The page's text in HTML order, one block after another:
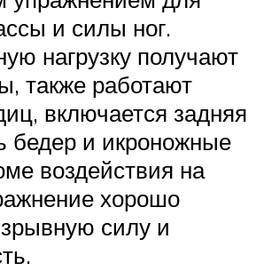
и силы ног.
нагрузку получают
также работают
включается задняя
бедер и икроножные
воздействия на
хорошо
силу и